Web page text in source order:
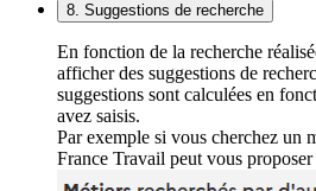
8. Suggestions de recherche
En fonction de la recherche
afficher des suggestions de
suggestions sont calculées en
avez saisis.
Par exemple si vous cherchez un
France Travail peut vous proposer